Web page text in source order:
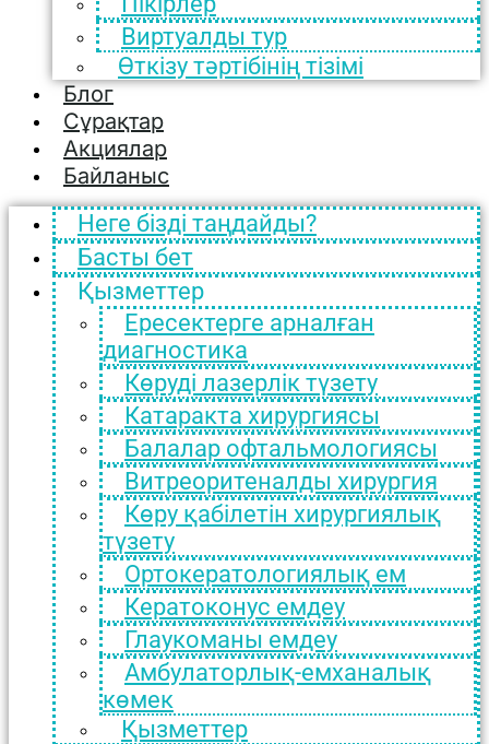
Виртуалды тур
Өткізу тәртібінің тізімі
Блог
Сұрақтар
Акциялар
Байланыс
Неге бізді таңдайды?
Басты бет
Қызметтер
Ересектерге арналған
диагностика
Көруді лазерлік түзету
Катаракта хирургиясы
Балалар офтальмологиясы
Витреоритеналды хирургия
Көру қабілетін хирургиялық
түзету
Ортокератологиялық ем
Кератоконус емдеу
Глаукоманы емдеу
Амбулаторлық-емханалық
көмек
Қызметтер